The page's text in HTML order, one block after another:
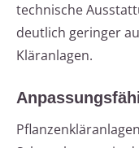
technische
deutlich geringer
Kläranlagen.